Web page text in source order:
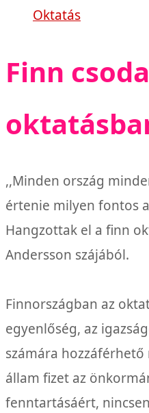
Oktatás
Finn
,,Minden ország
értenie milyen fontos
Hangzottak el a finn
Andersson szájából.
Finnországban az
egyenlőség, az
számára
állam fizet az
fenntartásáért,